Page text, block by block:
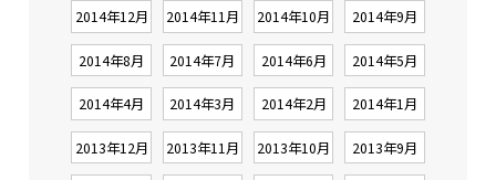
2014年12月 2014年11月 2014年10月 2014年9月
2014年8月 2014年7月 2014年6月 2014年5月
2014年4月 2014年3月 2014年2月 2014年1月
2013年12月 2013年11月 2013年10月 2013年9月